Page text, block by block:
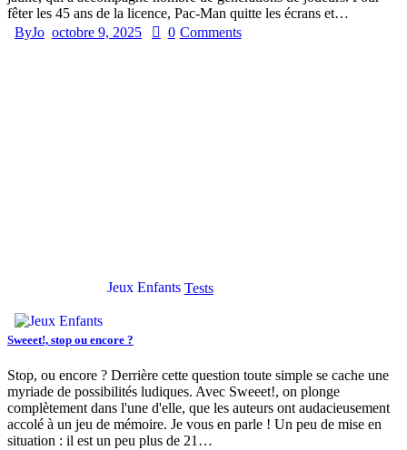
fêter les 45 ans de la licence, Pac-Man quitte les écrans et…
ByJo octobre 9, 2025 0 Comments
Jeux Enfants Tests
Sweeet!, stop ou encore ?
Stop, ou encore ? Derrière cette question toute simple se cache une
myriade de possibilités ludiques. Avec Sweeet!, on plonge
complètement dans l'une d'elle, que les auteurs ont audacieusement
accolé à un jeu de mémoire. Je vous en parle ! Un peu de mise en
situation : il est un peu plus de 21…